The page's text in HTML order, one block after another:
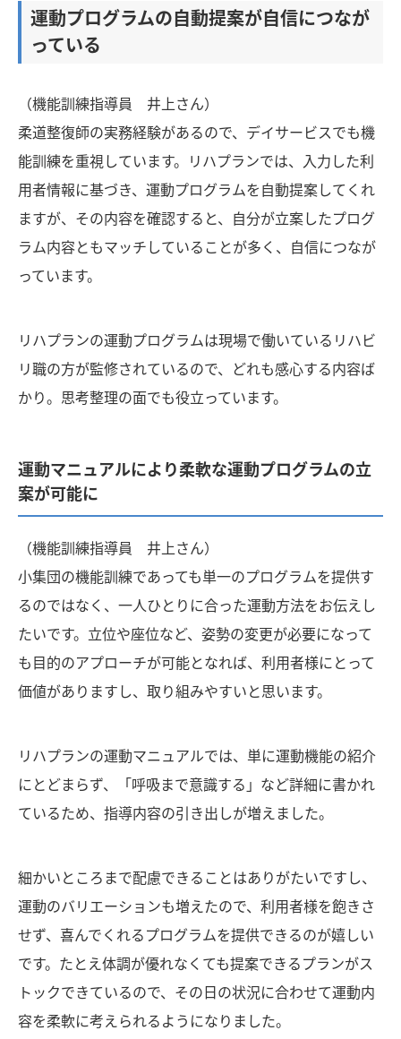
運動プログラムの自動提案が自信につなが
っている
（機能訓練指導員 井上さん）
柔道整復師の実務経験があるので、デイサービスでも機
能訓練を重視しています。リハプランでは、入力した利
用者情報に基づき、運動プログラムを自動提案してくれ
ますが、その内容を確認すると、自分が立案したプログ
ラム内容ともマッチしていることが多く、自信につなが
っています。
リハプランの運動プログラムは現場で働いているリハビ
リ職の方が監修されているので、どれも感心する内容ば
かり。思考整理の面でも役立っています。
運動マニュアルにより柔軟な運動プログラムの立
案が可能に
（機能訓練指導員 井上さん）
小集団の機能訓練であっても単一のプログラムを提供す
るのではなく、一人ひとりに合った運動方法をお伝えし
たいです。立位や座位など、姿勢の変更が必要になって
も目的のアプローチが可能となれば、利用者様にとって
価値がありますし、取り組みやすいと思います。
リハプランの運動マニュアルでは、単に運動機能の紹介
にとどまらず、「呼吸まで意識する」など詳細に書かれ
ているため、指導内容の引き出しが増えました。
細かいところまで配慮できることはありがたいですし、
運動のバリエーションも増えたので、利用者様を飽きさ
せず、喜んでくれるプログラムを提供できるのが嬉しい
です。たとえ体調が優れなくても提案できるプランがス
トックできているので、その日の状況に合わせて運動内
容を柔軟に考えられるようになりました。